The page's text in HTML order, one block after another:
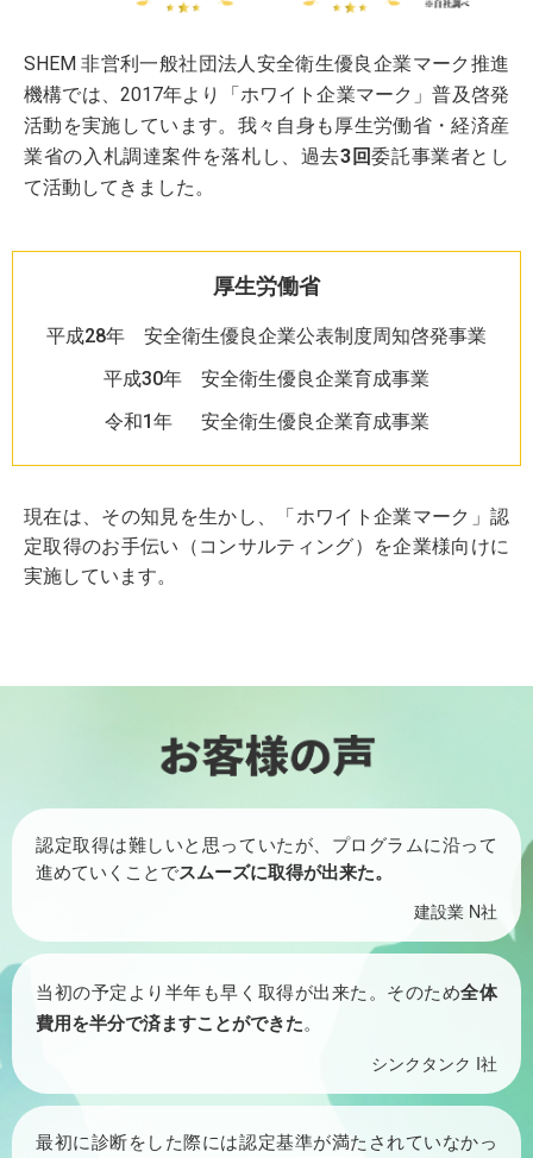
SHEM 非営利一般社団法人安全衛生優良企業マーク推進
機構では、2017年より「ホワイト企業マーク」普及啓発
活動を実施しています。我々自身も厚生労働省・経済産
業省の入札調達案件を落札し、過去3回委託事業者とし
て活動してきました。
厚生労働省
平成28年 安全衛生優良企業公表制度周知啓発事業
平成30年 安全衛生優良企業育成事業
令和1年 安全衛生優良企業育成事業
現在は、その知見を生かし、「ホワイト企業マーク」認
定取得のお手伝い（コンサルティング）を企業様向けに
実施しています。
認定取得は難しいと思っていたが、プログラムに沿って
進めていくことでスムーズに取得が出来た。
建設業 N社
当初の予定より半年も早く取得が出来た。そのため全体
費用を半分で済ますことができた。
シンクタンク I社
最初に診断をした際には認定基準が満たされていなかっ